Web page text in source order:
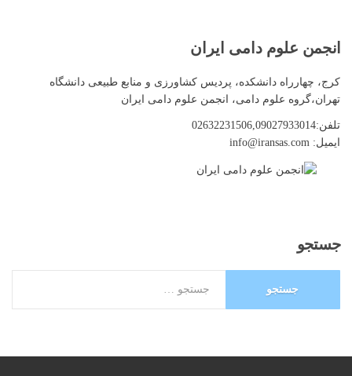
انجمن علوم دامی ایران
کرج، چهارراه دانشکده، پردیس کشاورزی و منابع طبیعی دانشگاه
تهران،گروه علوم دامی، انجمن علوم دامی ایران
تلفن:02632231506,09027933014
ایمیل: info@iransas.com
جستجو